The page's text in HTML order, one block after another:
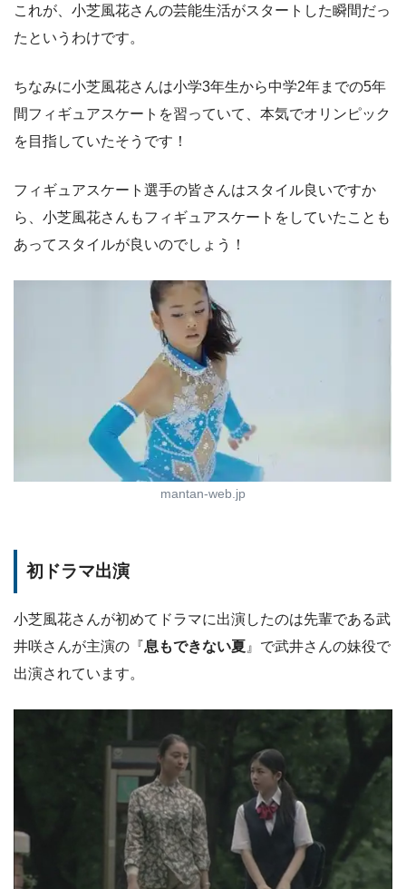
これが、小芝風花さんの芸能生活がスタートした瞬間だっ
たというわけです。
ちなみに小芝風花さんは小学3年生から中学2年までの5年
間フィギュアスケートを習っていて、本気でオリンピック
を目指していたそうです！
フィギュアスケート選手の皆さんはスタイル良いですか
ら、小芝風花さんもフィギュアスケートをしていたことも
あってスタイルが良いのでしょう！
mantan-web.jp
初ドラマ出演
小芝風花さんが初めてドラマに出演したのは先輩である武
井咲さんが主演の『息もできない夏 』で武井さんの妹役で
出演されています。